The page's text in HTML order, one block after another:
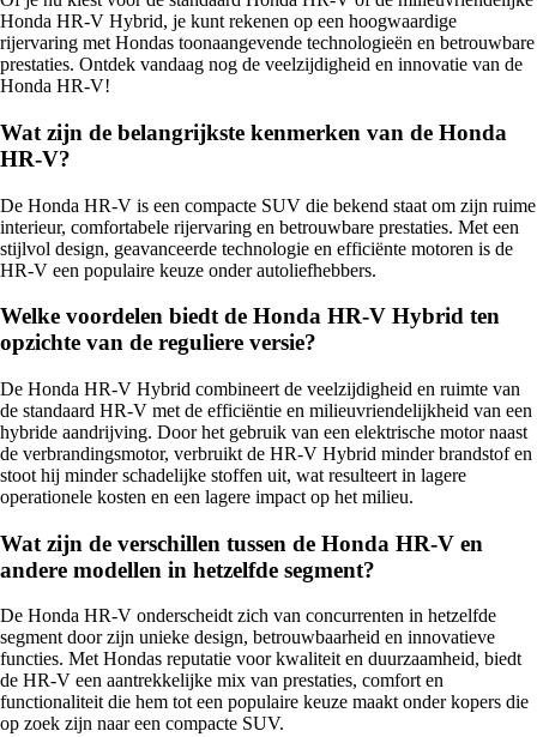
Honda HR-V Hybrid, je kunt rekenen op een hoogwaardige
rijervaring met Hondas toonaangevende technologieën en betrouwbare
prestaties. Ontdek vandaag nog de veelzijdigheid en innovatie van de
Honda HR-V!
Wat zijn de belangrijkste kenmerken van de Honda
HR-V?
De Honda HR-V is een compacte SUV die bekend staat om zijn ruime
interieur, comfortabele rijervaring en betrouwbare prestaties. Met een
stijlvol design, geavanceerde technologie en efficiënte motoren is de
HR-V een populaire keuze onder autoliefhebbers.
Welke voordelen biedt de Honda HR-V Hybrid ten
opzichte van de reguliere versie?
De Honda HR-V Hybrid combineert de veelzijdigheid en ruimte van
de standaard HR-V met de efficiëntie en milieuvriendelijkheid van een
hybride aandrijving. Door het gebruik van een elektrische motor naast
de verbrandingsmotor, verbruikt de HR-V Hybrid minder brandstof en
stoot hij minder schadelijke stoffen uit, wat resulteert in lagere
operationele kosten en een lagere impact op het milieu.
Wat zijn de verschillen tussen de Honda HR-V en
andere modellen in hetzelfde segment?
De Honda HR-V onderscheidt zich van concurrenten in hetzelfde
segment door zijn unieke design, betrouwbaarheid en innovatieve
functies. Met Hondas reputatie voor kwaliteit en duurzaamheid, biedt
de HR-V een aantrekkelijke mix van prestaties, comfort en
functionaliteit die hem tot een populaire keuze maakt onder kopers die
op zoek zijn naar een compacte SUV.